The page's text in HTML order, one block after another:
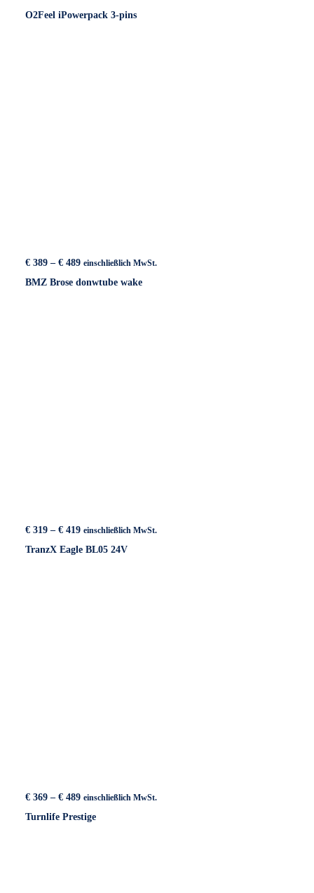
bis
O2Feel iPowerpack 3-pins
€ 389 – € 489Preisspanne:
bis
einschließlich MwSt.
BMZ Brose donwtube wake
€ 319 – € 419Preisspanne:
bis
einschließlich MwSt.
TranzX Eagle BL05 24V
€ 369 – € 489Preisspanne:
bis
einschließlich MwSt.
Turnlife Prestige